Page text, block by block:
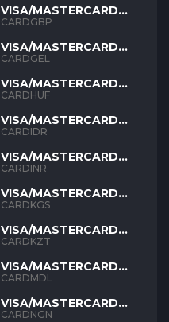
VISA/MASTERCARD
GBP
CARDGBP
VISA/MASTERCARD
GEL
CARDGEL
VISA/MASTERCARD
HUF
CARDHUF
VISA/MASTERCARD
IDR
CARDIDR
VISA/MASTERCARD
INR
CARDINR
VISA/MASTERCARD
KGS
CARDKGS
VISA/MASTERCARD
KZT
CARDKZT
VISA/MASTERCARD
MDL
CARDMDL
VISA/MASTERCARD
NGN
CARDNGN